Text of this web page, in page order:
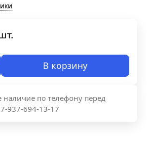
В корзину
наличие по телефону перед
937-694-13-17